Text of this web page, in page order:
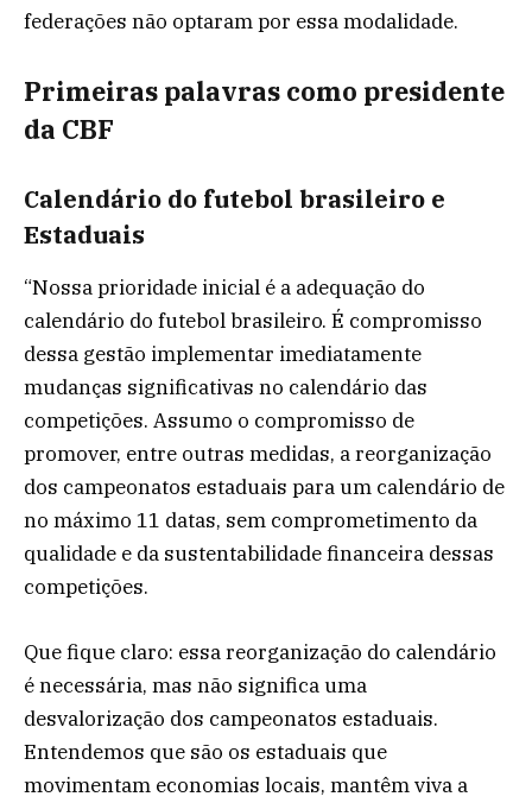
federações não optaram por essa modalidade.
Primeiras palavras como presidente
da CBF
Calendário do futebol brasileiro e
Estaduais
“Nossa prioridade inicial é a adequação do
calendário do futebol brasileiro. É compromisso
dessa gestão implementar imediatamente
mudanças significativas no calendário das
competições. Assumo o compromisso de
promover, entre outras medidas, a reorganização
dos campeonatos estaduais para um calendário de
no máximo 11 datas, sem comprometimento da
qualidade e da sustentabilidade financeira dessas
competições.
Que fique claro: essa reorganização do calendário
é necessária, mas não significa uma
desvalorização dos campeonatos estaduais.
Entendemos que são os estaduais que
movimentam economias locais, mantêm viva a